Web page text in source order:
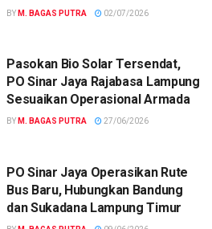
BY M. BAGAS PUTRA 02/07/2026
Pasokan Bio Solar Tersendat,
PO Sinar Jaya Rajabasa Lampung
Sesuaikan Operasional Armada
BY M. BAGAS PUTRA 27/06/2026
PO Sinar Jaya Operasikan Rute
Bus Baru, Hubungkan Bandung
dan Sukadana Lampung Timur